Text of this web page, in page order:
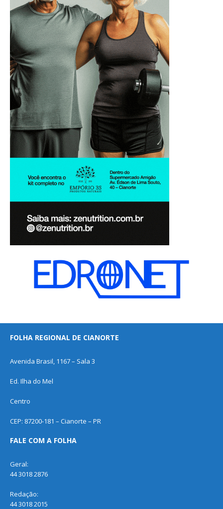
FOLHA REGIONAL DE CIANORTE
Avenida Brasil, 1167 – Sala 3
Ed. Ilha do Mel
Centro
CEP: 87200-181 – Cianorte – PR
FALE COM A FOLHA
Geral:
44 3018 2876
Redação:
44 3018 2015